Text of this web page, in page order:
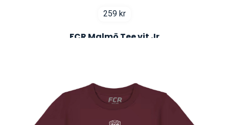
259 kr
FCR Malmö Tee vit Jr